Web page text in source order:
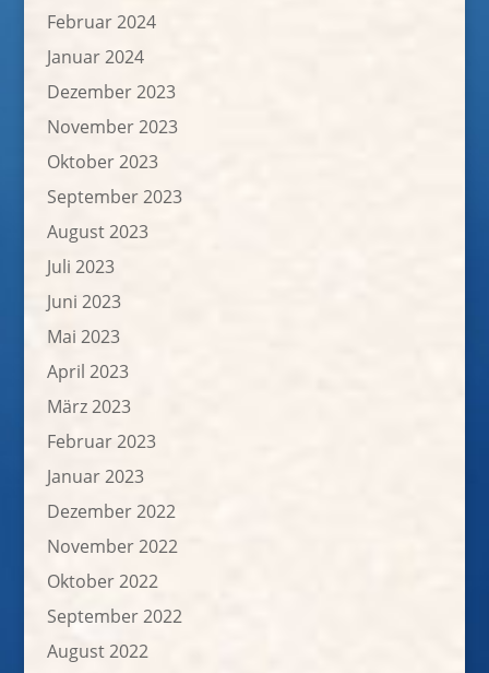
Februar 2024
Januar 2024
Dezember 2023
November 2023
Oktober 2023
September 2023
August 2023
Juli 2023
Juni 2023
Mai 2023
April 2023
März 2023
Februar 2023
Januar 2023
Dezember 2022
November 2022
Oktober 2022
September 2022
August 2022